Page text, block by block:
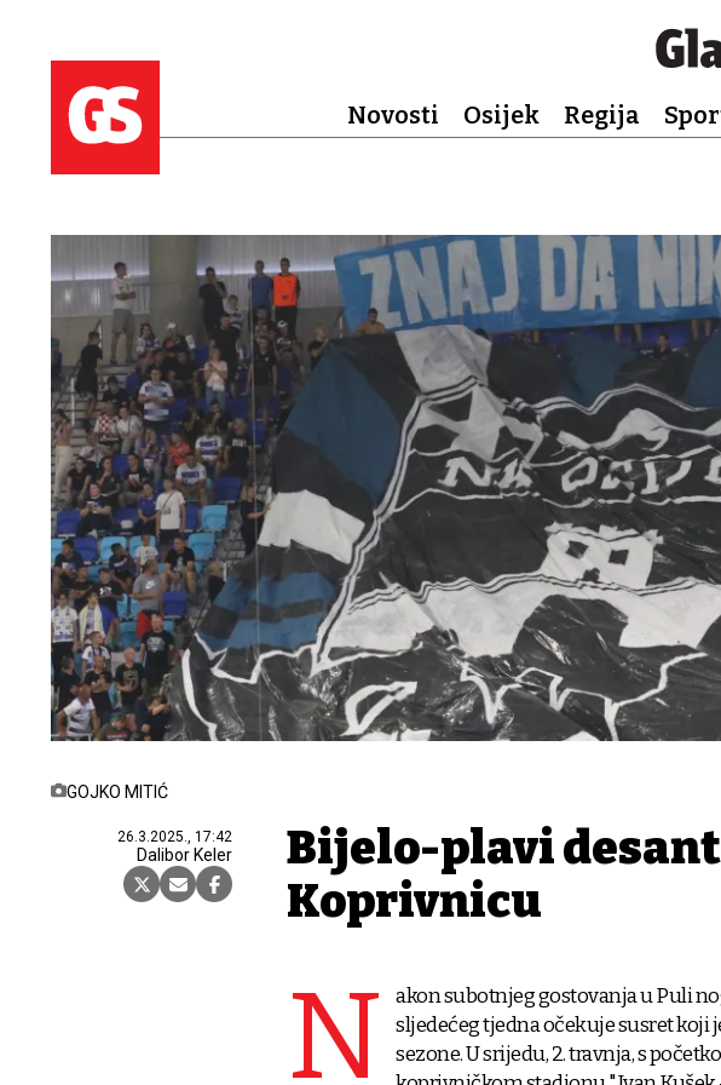
Novosti Osijek Regija
GOJKO MITIĆ
26.3.2025., 17:42
Dalibor Keler
Bijelo-plavi
Koprivnicu
N
akon subotnjeg gostovanja u Puli
sljedećeg tjedna očekuje susret
sezone. U srijedu, 2. travnja, s